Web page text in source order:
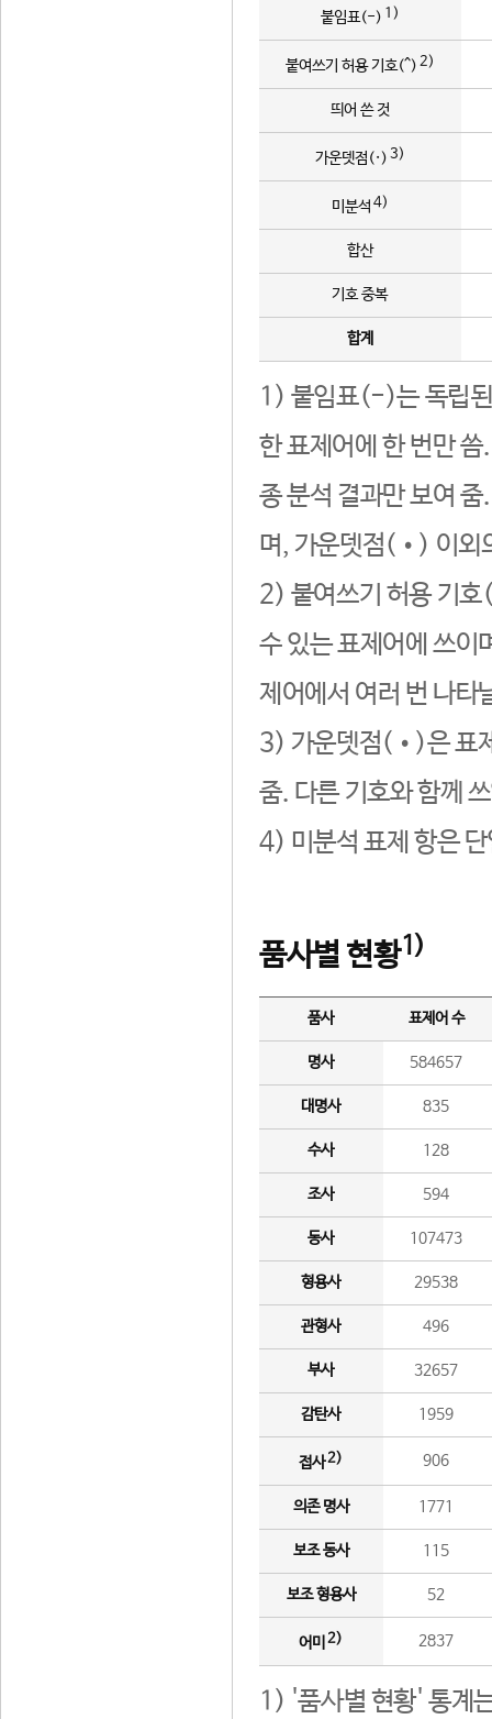
붙임표(-) 1)
붙여쓰기 허용 기호(^) 2)
띄어 쓴 것
가운뎃점(·) 3)
미분석 4)
합산
기호 중복
합계
1) 붙임표(-)는 독립된
한 표제어에 한 번만
종 분석 결과만 보여
며, 가운뎃점(•) 이외
2) 붙여쓰기 허용 기호
수 있는 표제어에 쓰이
제어에서 여러 번 나타
3) 가운뎃점(•)은 표
줌. 다른 기호와 함께
4) 미분석 표제 항은
품사별 현황1)
품사 표제어 수
명사 584657
대명사 835
수사 128
조사 594
동사 107473
형용사 29538
관형사 496
부사 32657
감탄사 1959
접사2) 906
의존 명사 1771
보조 동사 115
보조 형용사 52
어미 2) 2837
1) '품사별 현황' 통계